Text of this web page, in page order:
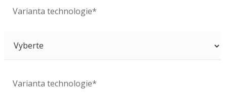
Varianta technologie*
Varianta technologie*